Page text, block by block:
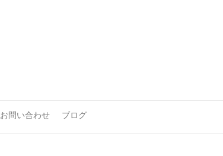
お問い合わせ ブログ